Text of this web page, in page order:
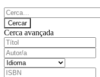
Cerca avançada